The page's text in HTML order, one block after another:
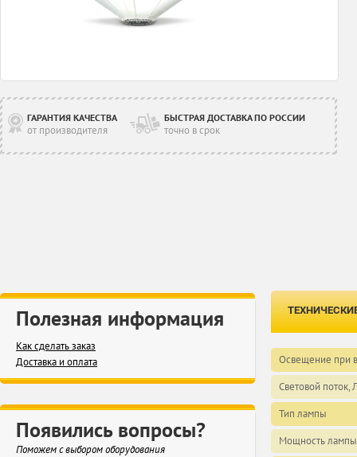
ГАРАНТИЯ КАЧЕСТВА
от производителя
БЫСТРАЯ ДОСТАВКА ПО РОССИИ
точно в срок
Полезная информация
Как сделать заказ
Доставка и оплата
Появились вопросы?
Поможем с выбором оборудования
Освещение при
Световой поток,
Тип лампы
Мощность лампы